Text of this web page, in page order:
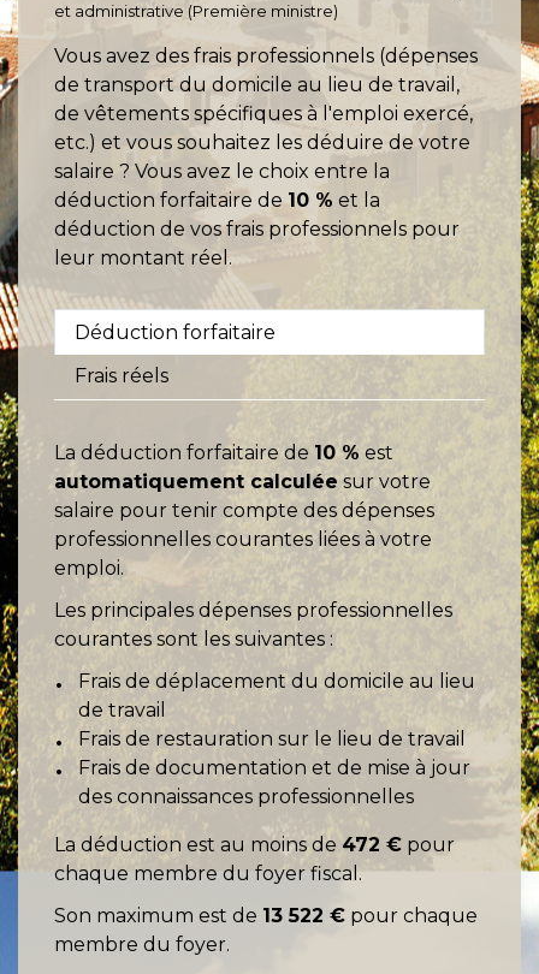
et administrative (Première ministre)
Vous avez des frais professionnels (dépenses
de transport du domicile au lieu de travail,
de vêtements spécifiques à l'emploi exercé,
etc.) et vous souhaitez les déduire de votre
salaire ? Vous avez le choix entre la
déduction forfaitaire de 10 % et la
déduction de vos frais professionnels pour
leur montant réel.
Déduction forfaitaire
Frais réels
La déduction forfaitaire de 10 % est
automatiquement calculée sur votre
salaire pour tenir compte des dépenses
professionnelles courantes liées à votre
emploi.
Les principales dépenses professionnelles
courantes sont les suivantes :
Frais de déplacement du domicile au lieu
de travail
Frais de restauration sur le lieu de travail
Frais de documentation et de mise à jour
des connaissances professionnelles
La déduction est au moins de 472 € pour
chaque membre du foyer fiscal.
Son maximum est de 13 522 € pour chaque
membre du foyer.